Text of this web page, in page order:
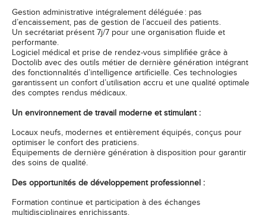
Gestion administrative intégralement déléguée : pas
d’encaissement, pas de gestion de l’accueil des patients.
Un secrétariat présent 7j/7 pour une organisation fluide et
performante.
Logiciel médical et prise de rendez-vous simplifiée grâce à
Doctolib avec des outils métier de dernière génération intégrant
des fonctionnalités d’intelligence artificielle. Ces technologies
garantissent un confort d’utilisation accru et une qualité optimale
des comptes rendus médicaux.
Un environnement de travail moderne et stimulant :
Locaux neufs, modernes et entièrement équipés, conçus pour
optimiser le confort des praticiens.
Équipements de dernière génération à disposition pour garantir
des soins de qualité.
Des opportunités de développement professionnel :
Formation continue et participation à des échanges
multidisciplinaires enrichissants.